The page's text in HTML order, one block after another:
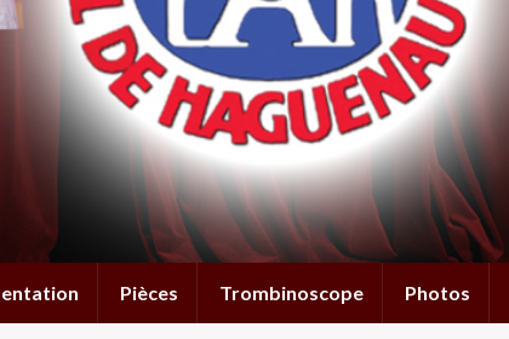
Pièces Trombinoscope Photos